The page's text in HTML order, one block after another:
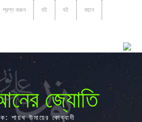
প্রশ্ন করুন বই বই বয়ান
জ্যোতি
শায়খ উমায়ের কোব্বাদী